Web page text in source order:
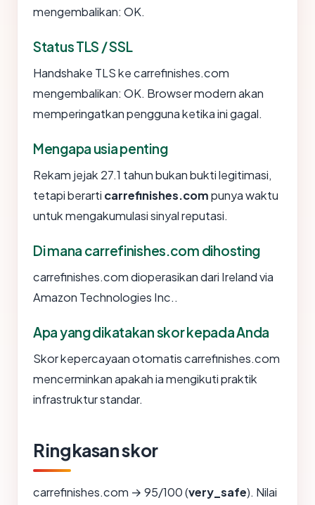
mengembalikan: OK.
Status TLS / SSL
Handshake TLS ke carrefinishes.com
mengembalikan: OK. Browser modern akan
memperingatkan pengguna ketika ini gagal.
Mengapa usia penting
Rekam jejak 27.1 tahun bukan bukti legitimasi,
tetapi berarti carrefinishes.compunya waktu
untuk mengakumulasi sinyal reputasi.
Di mana carrefinishes.com dihosting
carrefinishes.com dioperasikan dari Ireland via
Amazon Technologies Inc..
Apa yang dikatakan skor kepada Anda
Skor kepercayaan otomatis carrefinishes.com
mencerminkan apakah ia mengikuti praktik
infrastruktur standar.
Ringkasan skor
carrefinishes.com → 95/100 (very_safe). Nilai